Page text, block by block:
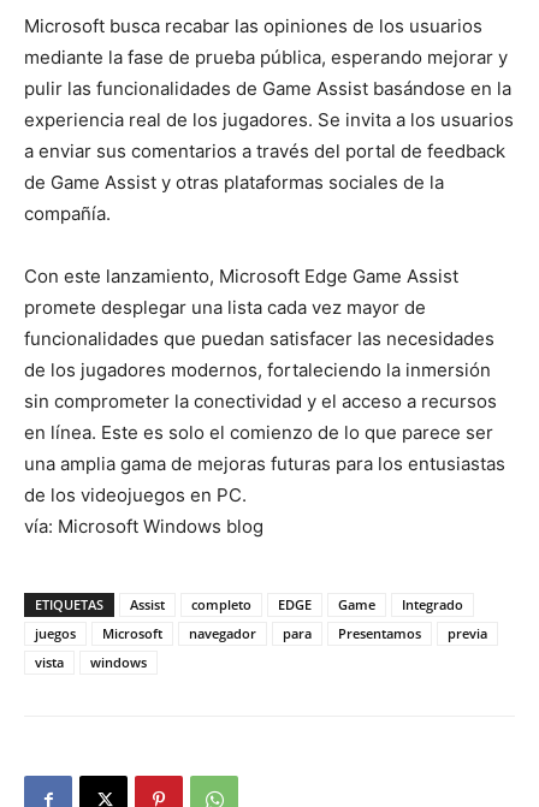
Microsoft busca recabar las opiniones de los usuarios
mediante la fase de prueba pública, esperando mejorar y
pulir las funcionalidades de Game Assist basándose en la
experiencia real de los jugadores. Se invita a los usuarios
a enviar sus comentarios a través del portal de feedback
de Game Assist y otras plataformas sociales de la
compañía.
Con este lanzamiento, Microsoft Edge Game Assist
promete desplegar una lista cada vez mayor de
funcionalidades que puedan satisfacer las necesidades
de los jugadores modernos, fortaleciendo la inmersión
sin comprometer la conectividad y el acceso a recursos
en línea. Este es solo el comienzo de lo que parece ser
una amplia gama de mejoras futuras para los entusiastas
de los videojuegos en PC.
vía: Microsoft Windows blog
ETIQUETAS Assist completo EDGE Game
Integrado
juegos
Microsoft navegador para Presentamos
previa
vista
windows